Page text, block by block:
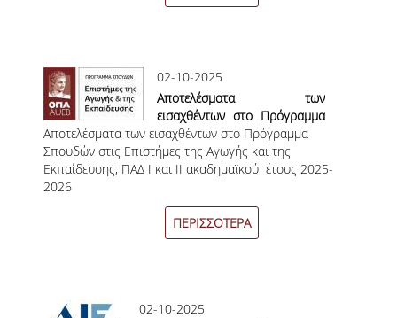
ΕΝΤΕΤΑΛΜΕΝΟΙ ΔΙΔΑΣΚΟΝΤΕΣ
ΔΙΟΙΚΗΤΙΚΟ ΠΡΟΣΩΠΙΚΟ
ΕΡΓΑΣΤΗΡΙΑΚΟ ΠΡΟΣΩΠΙΚΟ
ΜΗΤΡΩΟ ΓΝΩΣΤΙΚΩΝ ΑΝΤΙΚΕΙΜΕΝΩΝ
ΤΜΗΜΑΤΟΣ
ΜΗΤΡΩΑ ΜΕΛΩΝ ΤΜΗΜΑΤΟΣ
02-10-2025
Αποτελέσματα των
εισαχθέντων στο Πρόγραμμα
Σπουδών στις Επιστήμες της
Αγωγής και της Εκπαίδευσης,
ΠΑΔ Ι και ΙΙ ακαδημαϊκού
Αποτελέσματα των εισαχθέντων στο Πρόγραμμα
Σπουδών στις Επιστήμες της Αγωγής και της
Εκπαίδευσης, ΠΑΔ Ι και ΙΙ ακαδημαϊκού έτους 2025-
2026
ΠΕΡΙΣΣΟΤΕΡΑ
02-10-2025